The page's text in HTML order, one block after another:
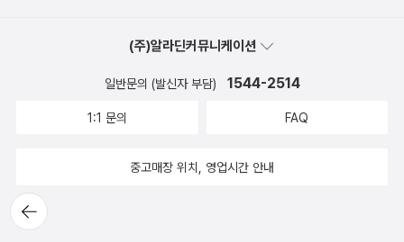
뒤로가
기
(주)알라딘커뮤니케이션
일반문의 (발신자 부담) 1544-2514
1:1 문의 FAQ
중고매장 위치, 영업시간 안내